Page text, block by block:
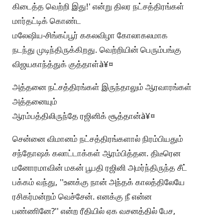
கிடைத்த வெற்றி இது!' என்று திலர நட்சத்திரங்கள்‌
மார்தட்டிக்‌ கொண்ட
மலேஷிய-சிங்கப்பூர்‌ ககலவிழா கோலாகலமாக
நடந்து முடிந்திருக்கிறது. வெற்றியின்‌ பெரும்பங்கு
விஜயகாந்த்துக்‌ குத்தாள்‌à¥¤
அத்தனை நட்சத்திரங்கள்‌ இருந்தாலும்‌ ஆரவாரங்கள்‌
அத்தனையும்‌
ஆரம்பத்திலிருந்தே ரஜினிக்‌ சூத்தான்‌à¥¤
சென்னை விமானம்‌ நட்சத்திரங்களால்‌ நிரம்பியதும்‌
சந்தோஷக்‌ கலாட்டாக்கள்‌ ஆரம்பித்தன. திடீரென
மனோரமாவின்‌ மகன்‌ பூபதி ரஜினி அமர்ந்திருந்த சீட்‌
பக்கம்‌ வந்து, ''உனக்கு நான்‌ அந்தக்‌ காலத்திலேயே
ரசிகர்மன்றம்‌ வெச்சேன்‌. எனக்கு நீ என்ன
பண்ணினே?'' என்ற ரீதியில்‌ ஏக வசனத்தில்‌ பேச,